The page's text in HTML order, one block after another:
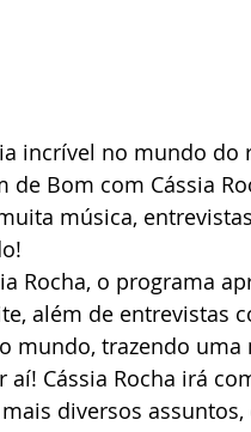
incrível no mundo do
de Bom com Cássia
música,
Rocha, o programa
além de entrevistas
mundo, trazendo
Cássia Rocha irá
diversos